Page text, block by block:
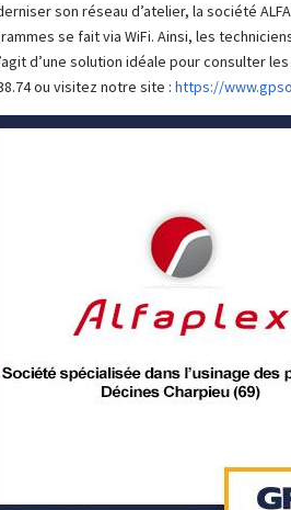
son réseau d’atelier, la société
se fait via WiFi. Ainsi, les
d’une solution idéale pour consulter
ou visitez notre site :https://